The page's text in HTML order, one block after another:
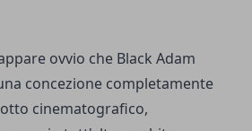
ovvio che Black Adam
concezione completamente
cinematografico,